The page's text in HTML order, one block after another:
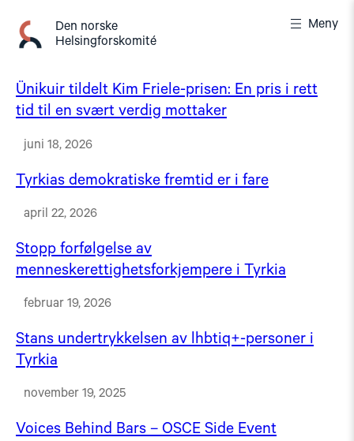
innhold
Den norske
Helsingforskomité
Meny
Ünikuir tildelt Kim Friele-prisen: En pris i rett
tid til en svært verdig mottaker
juni 18, 2026
Tyrkias demokratiske fremtid er i fare
april 22, 2026
Stopp forfølgelse av
menneskerettighetsforkjempere i Tyrkia
februar 19, 2026
Stans undertrykkelsen av lhbtiq+-personer i
Tyrkia
november 19, 2025
Voices Behind Bars – OSCE Side Event